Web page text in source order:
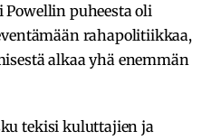
puheesta oli
rahapolitiikkaa,
alkaa yhä enemmän
tekisi kuluttajien ja